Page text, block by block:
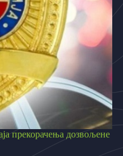
прекорачења дозвољене